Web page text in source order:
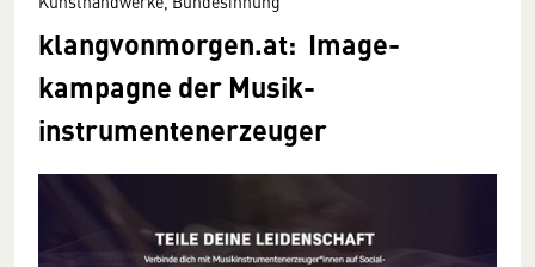
klangvonmorgen.at: Image­
kampagne der Musik­
instrumenten­erzeuger